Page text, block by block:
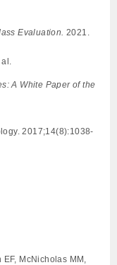
Evaluation. 2021.
al.
A White Paper of the
2017;14(8):1038-
EF, McNicholas MM,